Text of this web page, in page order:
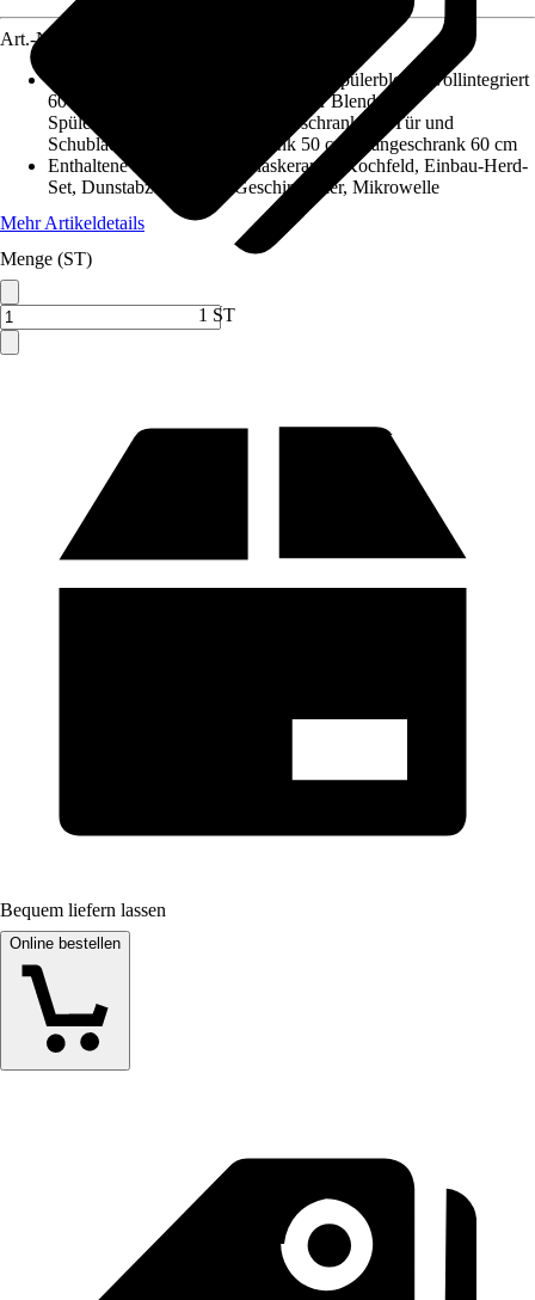
Verkauf durch:HORNBACH
Art.-Nr.
Geschirrspülerblende vollintegriert
60 cm, Herdumbauschrank mit fester Blende,
Spülenunterschrank 50 cm, Unterschrank mit Tür und
Schublade 50 cm, Hängeschrank 50 cm, Hängeschrank 60 cm
Enthaltene Elektrogeräte
Glaskeramik-Kochfeld, Einbau-Herd-
Set, Dunstabzugshaube, Geschirrspüler, Mikrowelle
Mehr Artikeldetails
Menge (ST)
1 ST
Bequem liefern lassen
Online bestellen